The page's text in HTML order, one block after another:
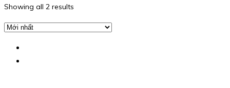
Showing all 2 results